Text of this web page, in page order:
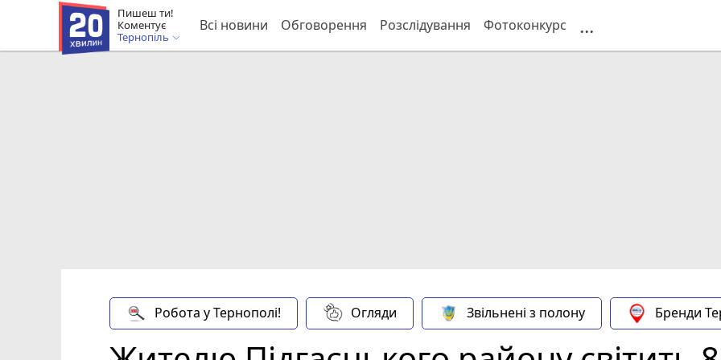
Пишеш ти!
Коментує
Тернопіль
Всі новини Обговорення Розслідування Фотоконкурс ...
Робота у Тернополі! Огляди Звільнені з полону Бренди